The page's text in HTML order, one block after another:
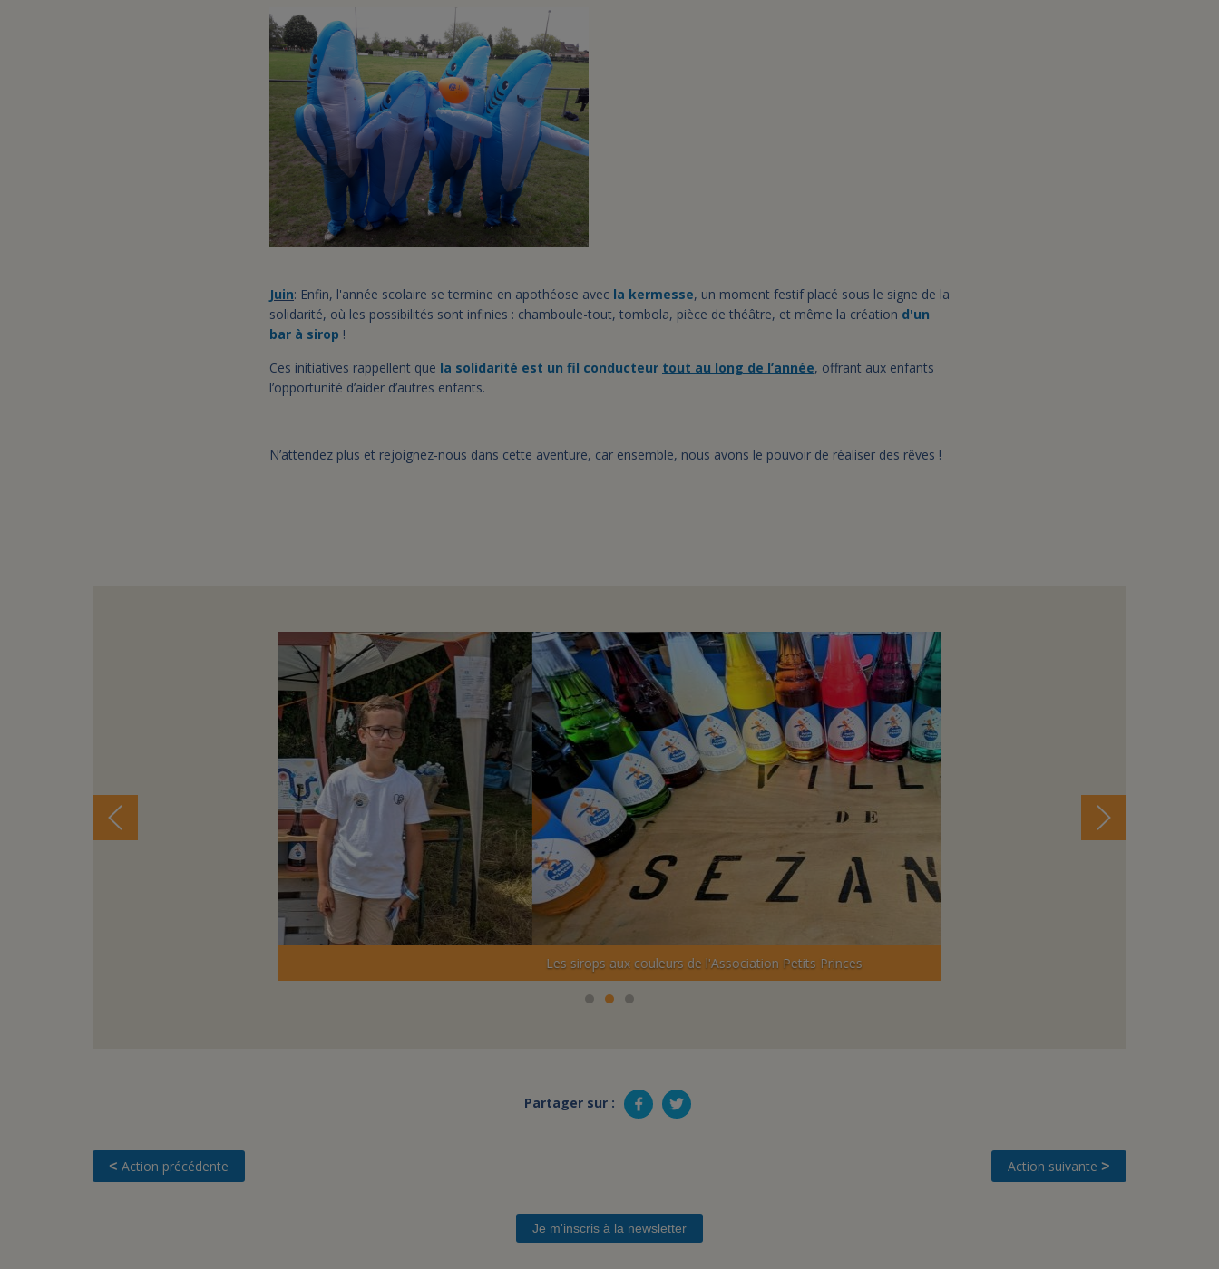
Juin: Enfin, l'année scolaire se termine en apothéose avec la kermesse, un moment festif placé sous le signe de la
solidarité, où les possibilités sont infinies : chamboule-tout, tombola, pièce de théâtre, et même la création d'un
bar à sirop !
Ces initiatives rappellent que la solidarité est un fil conducteur tout au long de l’année, offrant aux enfants
l’opportunité d’aider d’autres enfants.
N’attendez plus et rejoignez-nous dans cette aventure, car ensemble, nous avons le pouvoir de réaliser des rêves !
Les sirops aux couleurs de l'Association Petits Princes
Partager sur :
< Action précédente Action suivante >
Je m'inscris à la newsletter